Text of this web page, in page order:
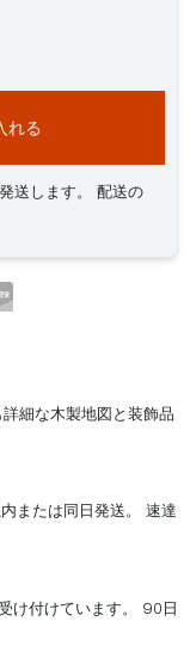
れる
送します。配送の
細な木製地図と装飾品
または同日発送。 速達
け付けています。 90日